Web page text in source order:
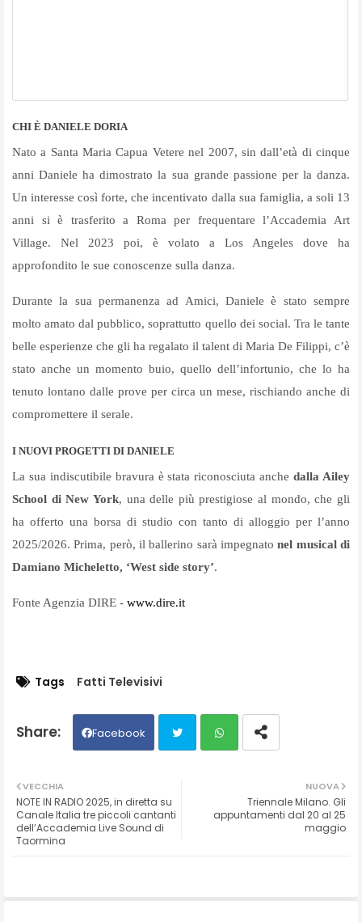
CHI È DANIELE DORIA
Nato a Santa Maria Capua Vetere nel 2007, sin dall’età di cinque
anni Daniele ha dimostrato la sua grande passione per la danza.
Un interesse così forte, che incentivato dalla sua famiglia, a soli 13
anni si è trasferito a Roma per frequentare l’Accademia Art
Village. Nel 2023 poi, è volato a Los Angeles dove ha
approfondito le sue conoscenze sulla danza.
Durante la sua permanenza ad Amici, Daniele è stato sempre
molto amato dal pubblico, soprattutto quello dei social. Tra le tante
belle esperienze che gli ha regalato il talent di Maria De Filippi, c’è
stato anche un momento buio, quello dell’infortunio, che lo ha
tenuto lontano dalle prove per circa un mese, rischiando anche di
compromettere il serale.
I NUOVI PROGETTI DI DANIELE
La sua indiscutibile bravura è stata riconosciuta anchedalla Ailey
School di New York, una delle più prestigiose al mondo, che gli
ha offerto una borsa di studio con tanto di alloggio per l’anno
2025/2026. Prima, però, il ballerino sarà impegnatonel musical di
Damiano Micheletto, ‘West side story’.
Fonte Agenzia DIRE - www.dire.it
Tags Fatti Televisivi
Facebook
ter
NUOVA
Triennale Milano. Gli
appuntamenti dal 20 al 25
maggio
VECCHIA
NOTE IN RADIO 2025, in diretta su
Canale Italia tre piccoli cantanti
dell’Accademia Live Sound di
Taormina